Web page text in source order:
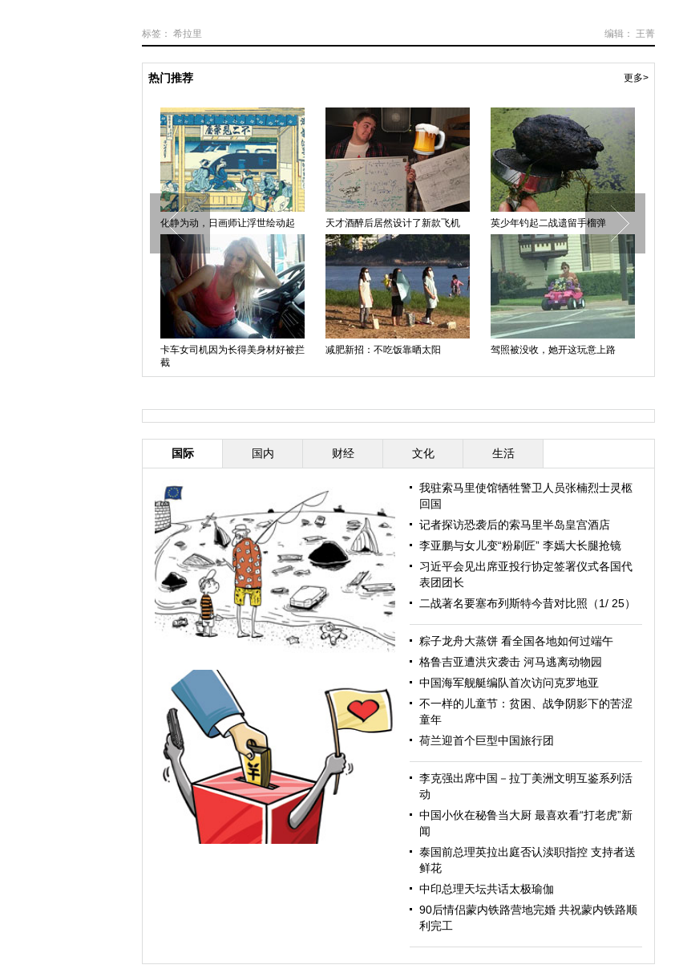
编辑： 王菁
标签： 希拉里
热门推荐 更多>
化静为动，日画师让浮世绘动起 天才酒醉后居然设计了新款飞机 英少年钓起二战遗留手榴弹
卡车女司机因为长得美身材好被拦
截
减肥新招：不吃饭靠晒太阳 驾照被没收，她开这玩意上路
国际 国内 财经 文化 生活
苦难的地中海
我驻索马里使馆牺牲警卫人员张楠烈士灵柩
回国
记者探访恐袭后的索马里半岛皇宫酒店
李亚鹏与女儿变“粉刷匠” 李嫣大长腿抢镜
习近平会见出席亚投行协定签署仪式各国代
表团团长
二战著名要塞布列斯特今昔对比照（1/ 25）
粽子龙舟大蒸饼 看全国各地如何过端午
格鲁吉亚遭洪灾袭击 河马逃离动物园
中国海军舰艇编队首次访问克罗地亚
不一样的儿童节：贫困、战争阴影下的苦涩
童年
荷兰迎首个巨型中国旅行团
李克强出席中国－拉丁美洲文明互鉴系列活
动
中国小伙在秘鲁当大厨 最喜欢看“打老虎”新
闻
泰国前总理英拉出庭否认渎职指控 支持者送
鲜花
中印总理天坛共话太极瑜伽
90后情侣蒙内铁路营地完婚 共祝蒙内铁路顺
利完工